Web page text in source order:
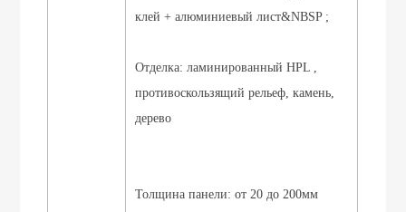
клей + алюминиевый лист&NBSP ;
Отделка: ламинированный HPL ,
противоскользящий рельеф, камень,
дерево
Толщина панели: от 20 до 200мм